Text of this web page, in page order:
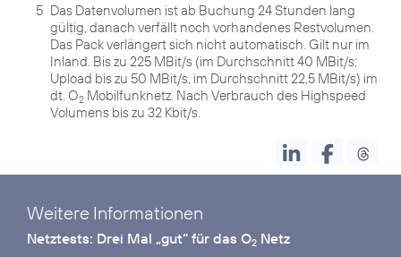
5 Das Datenvolumen ist ab Buchung 24 Stunden lang
gültig, danach verfällt noch vorhandenes Restvolumen.
Das Pack verlängert sich nicht automatisch. Gilt nur im
Inland. Bis zu 225 MBit/s (im Durchschnitt 40 MBit/s;
Upload bis zu 50 MBit/s, im Durchschnitt 22,5 MBit/s) im
dt. O2 Mobilfunknetz. Nach Verbrauch des Highspeed
Volumens bis zu 32 Kbit/s.
Weitere Informationen
Netztests: Drei Mal „gut“ für das O2 Netz